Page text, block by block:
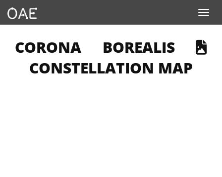
Toggle navigation
DESCRIBES AN IMAGE
CORONA BOREALIS
CONSTELLATION MAP